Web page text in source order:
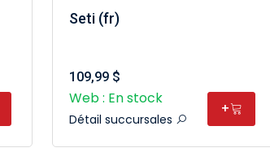
Seti (fr)
109,99 $
Web : En stock
Détail succursales
+